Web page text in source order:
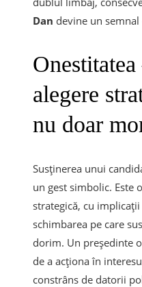
Dan devine un
alegere
nu doar
Susținerea unui
un gest simbolic. Este
strategică, cu
schimbarea pe care
dorim. Un președinte
de a acționa în
constrâns de datorii